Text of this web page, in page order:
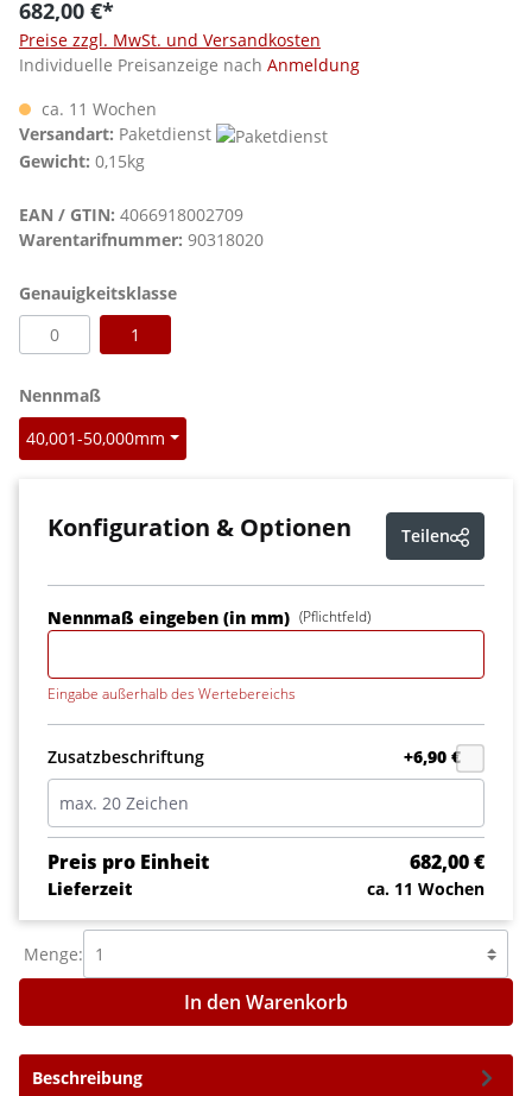
Beschreibung
682,00 €*
Preise zzgl. MwSt. und Versandkosten
Individuelle Preisanzeige nach Anmeldung
ca. 11 Wochen
Versandart: Paketdienst
Gewicht: 0,15kg
EAN / GTIN: 4066918002709
Warentarifnummer: 90318020
Genauigkeitsklasseauswählen
0
1
Nennmaßauswählen
40,001-50,000mm
Konfiguration & Optionen Teilen
Nennmaß eingeben (in mm) (Pflichtfeld)
Eingabe außerhalb des Wertebereichs
Zusatzbeschriftung +6,90 €
Preis pro Einheit 682,00 €
Lieferzeit ca. 11 Wochen
Menge:
In den Warenkorb